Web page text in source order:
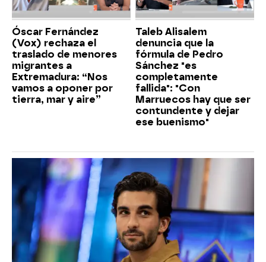
Óscar Fernández
(Vox) rechaza el
traslado de menores
migrantes a
Extremadura: “Nos
vamos a oponer por
tierra, mar y aire”
Taleb Alisalem
denuncia que la
fórmula de Pedro
Sánchez "es
completamente
fallida": "Con
Marruecos hay que ser
contundente y dejar
ese buenismo"